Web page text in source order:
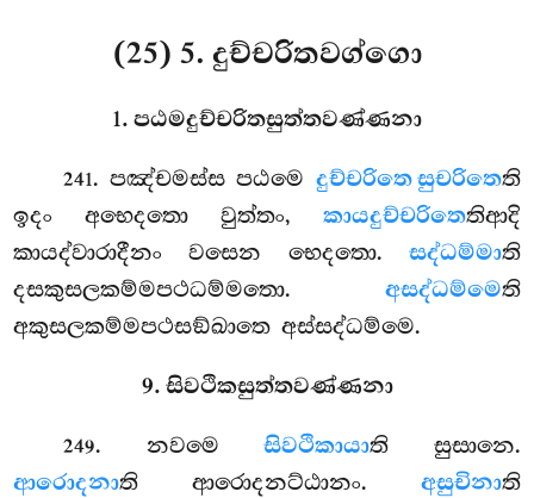
(25) 5. දුච්චරිතවග්ගො
1. පඨමදුච්චරිතසුත්තවණ්ණනා
241. පඤ්චමස්සපඨමෙ දුච්චරිතෙ සුචරිතෙති
ඉදං අභෙදතො වුත්තං, කායදුච්චරිතෙතිආදි
කායද්වාරාදීනං වසෙන භෙදතො. සද්ධම්මාති
දසකුසලකම්මපථධම්මතො. අසද්ධම්මෙති
අකුසලකම්මපථසඞ්ඛාතෙ අස්සද්ධම්මෙ.
9. සිවථිකසුත්තවණ්ණනා
249. නවමෙසිවථිකායාති සුසානෙ.
ආරොදනාති ආරොදනට්ඨානං. අසුචිනාති